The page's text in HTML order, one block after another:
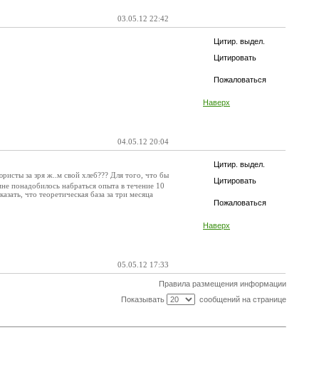
03.05.12 22:42
Цитир. выдел.
Цитировать
Пожаловаться
Наверх
04.05.12 20:04
Цитир. выдел.
Цитировать
Пожаловаться
Наверх
за зря ж..м свой хлеб??? Для того, что бы
понадобилось набраться опыта в течение 10
что теоретическая база за три месяца
05.05.12 17:33
Правила размещения информации
Показывать
сообщений на странице